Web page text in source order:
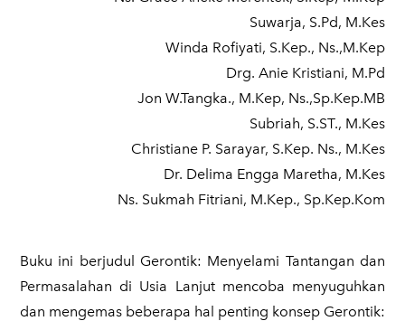
Suwarja, S.Pd, M.Kes
Winda Rofiyati, S.Kep., Ns.,M.Kep
Drg. Anie Kristiani, M.Pd
Jon W.Tangka., M.Kep, Ns.,Sp.Kep.MB
Subriah, S.ST., M.Kes
Christiane P. Sarayar, S.Kep. Ns., M.Kes
Dr. Delima Engga Maretha, M.Kes
Ns. Sukmah Fitriani, M.Kep., Sp.Kep.Kom
Buku ini berjudul Gerontik: Menyelami Tantangan dan
Permasalahan di Usia Lanjut mencoba menyuguhkan
dan mengemas beberapa hal penting konsep Gerontik: